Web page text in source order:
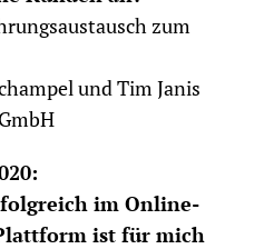
zum
und Tim Janis
im Online-
ist für mich